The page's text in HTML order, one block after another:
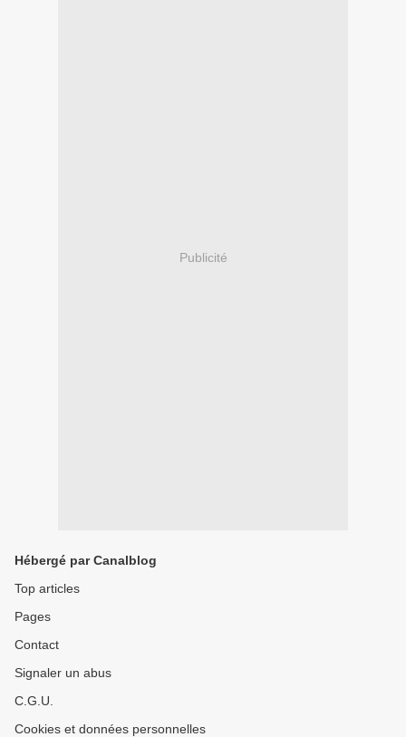
Publicité
Hébergé par Canalblog
Top articles
Pages
Contact
Signaler un abus
C.G.U.
Cookies et données personnelles